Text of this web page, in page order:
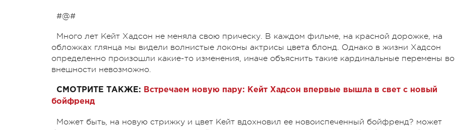
#@#
Много лет Кейт Хадсон не меняла свою прическу. В каждом фильме, на красной дорожке, на
обложках глянца мы видели волнистые локоны актрисы цвета блонд. Однако в жизни Хадсон
определенно произошли какие-то изменения, иначе объяснить такие кардинальные перемены во
внешности невозможно.
СМОТРИТЕ ТАКЖЕ: Встречаем новую пару: Кейт Хадсон впервые вышла в свет с новый
бойфренд
Может быть, на новую стрижку и цвет Кейт вдохновил ее новоиспеченный бойфренд? может